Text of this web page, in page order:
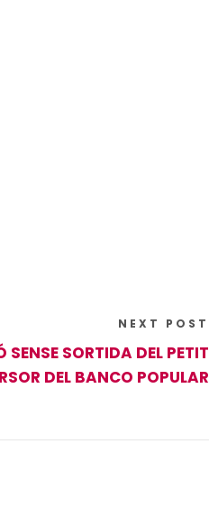
NEXT POST
SENSE SORTIDA DEL PETIT
DEL BANCO POPULAR